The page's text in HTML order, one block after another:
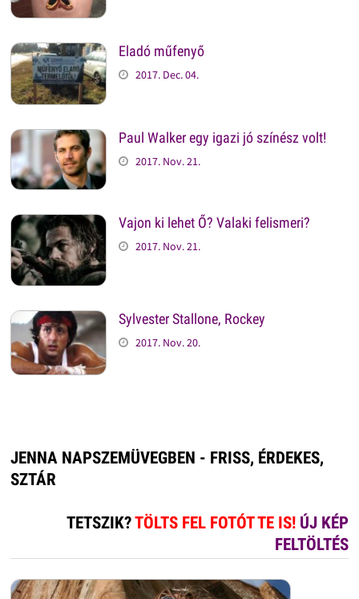
Eladó műfenyő
2017. Dec. 04.
Paul Walker egy igazi jó színész volt!
2017. Nov. 21.
Vajon ki lehet Ő? Valaki felismeri?
2017. Nov. 21.
Sylvester Stallone, Rockey
2017. Nov. 20.
JENNA NAPSZEMÜVEGBEN - FRISS, ÉRDEKES,
SZTÁR
TETSZIK?TÖLTS FEL FOTÓT TE IS! ÚJ KÉP
FELTÖLTÉS